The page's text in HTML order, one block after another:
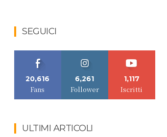
SEGUICI
20,616
Fans
6,261
Follower
1,117
Iscritti
ULTIMI ARTICOLI